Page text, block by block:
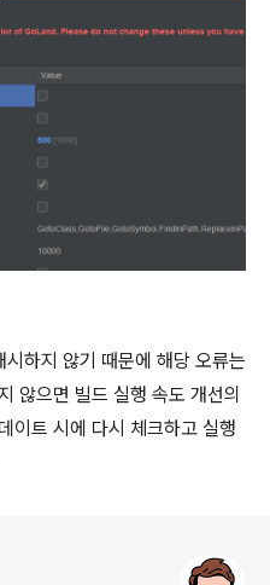
하지 않기 때문에 해당 오류는
않으면 빌드 실행 속도 개선의
이트 시에 다시 체크하고 실행